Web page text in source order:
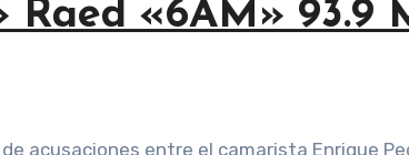
Raed «6AM» 93.9